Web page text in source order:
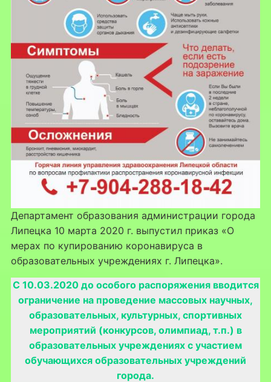
Департамент образования администрации города
Липецка 10 марта 2020 г. выпустил приказ «О
мерах по купированию коронавируса в
образовательных учреждениях г. Липецка».
С 10.03.2020 до особого распоряжения вводится
ограничение на проведение массовых научных,
образовательных, культурных, спортивных
мероприятий (конкурсов, олимпиад, т.п.) в
образовательных учреждениях с участием
обучающихся образовательных учреждений
города.